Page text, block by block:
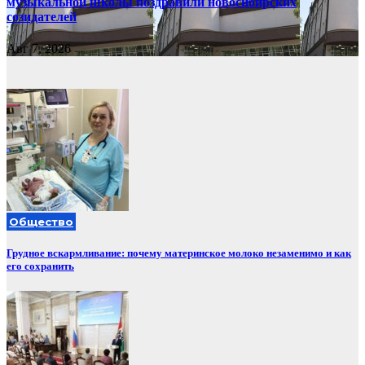
созидателей
Авг 7, 2026
Общество
Грудное вскармливание: почему материнское молоко незаменимо и как
его сохранить